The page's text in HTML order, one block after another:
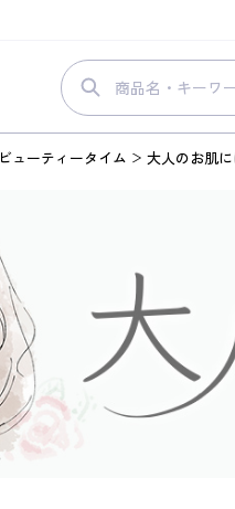
ビューティータイム 大人のお肌